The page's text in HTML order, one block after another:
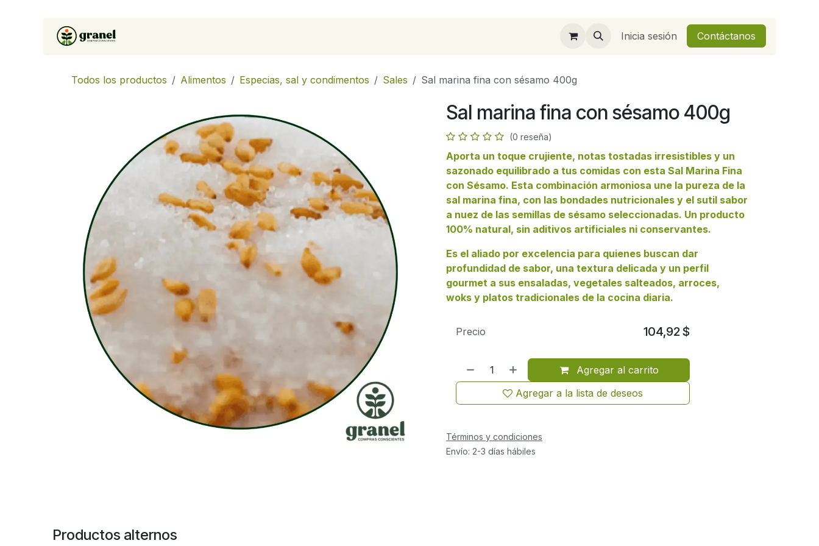
Ir al contenido
Inicia sesión Contáctanos
Todos los productos Alimentos Especias, sal y condimentos Sales Sal marina fina con sésamo 400g
Sal marina fina con sésamo 400g
(0 reseña)
Aporta un toque crujiente, notas tostadas irresistibles y un
sazonado equilibrado a tus comidas con esta Sal Marina Fina
con Sésamo. Esta combinación armoniosa une la pureza de la
sal marina fina, con las bondades nutricionales y el sutil sabor
a nuez de las semillas de sésamo seleccionadas. Un producto
100% natural, sin aditivos artificiales ni conservantes.
Es el aliado por excelencia para quienes buscan dar
profundidad de sabor, una textura delicada y un perfil
gourmet a sus ensaladas, vegetales salteados, arroces,
woks y platos tradicionales de la cocina diaria.
Agregar al carrito
Agregar a la lista de deseos
Precio 104,92$
Términos y condiciones
Envío: 2-3 días hábiles
Productos alternos